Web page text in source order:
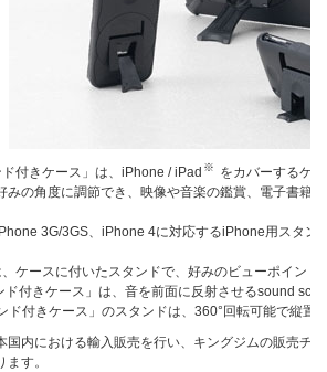
付きケース」は、iPhone / iPad ※
をカバーするケ
みの角度に調節でき、映像や音楽の鑑賞、電子書籍
3G/3GS、iPhone 4に対応するiPhone用スタン
ケースに付いたスタンドで、好みのビューポイント
ド付きケース」は、音を前面に反射させるsound
ド付きケース」のスタンドは、360°回転可能で縦置
内における輸入販売を行い、キングジムの販売チ
す。